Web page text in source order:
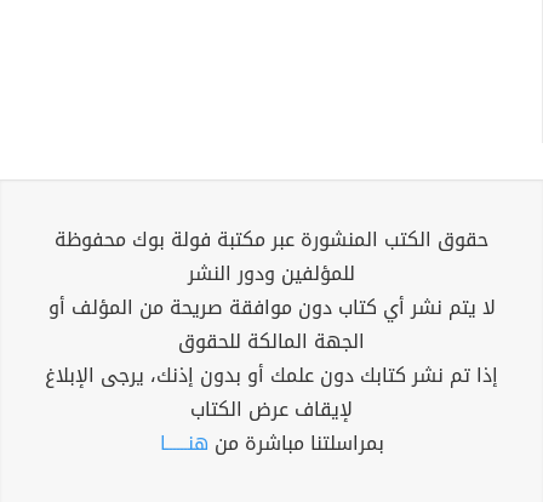
حقوق الكتب المنشورة عبر مكتبة فولة بوك محفوظة
للمؤلفين ودور النشر
لا يتم نشر أي كتاب دون موافقة صريحة من المؤلف أو
الجهة المالكة للحقوق
إذا تم نشر كتابك دون علمك أو بدون إذنك، يرجى الإبلاغ
لإيقاف عرض الكتاب
بمراسلتنا مباشرة من هنــــــا